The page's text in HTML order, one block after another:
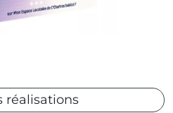
réalisations